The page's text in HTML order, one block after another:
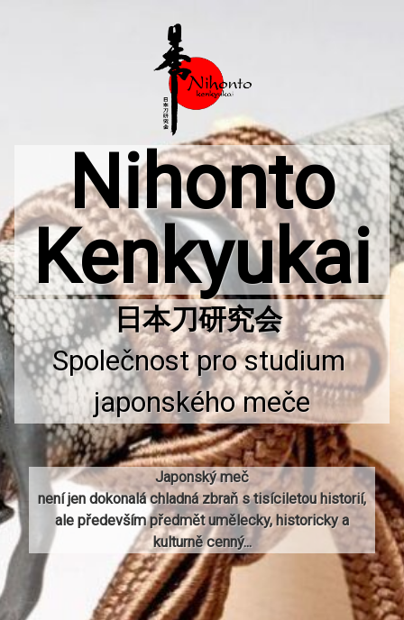
Nihonto
Kenkyukai
Společnost pro studium
japonského meče
Japonský meč
není jen dokonalá chladná zbraň s tisíciletou historií,
ale především předmět umělecky, historicky a
kulturně cenný...